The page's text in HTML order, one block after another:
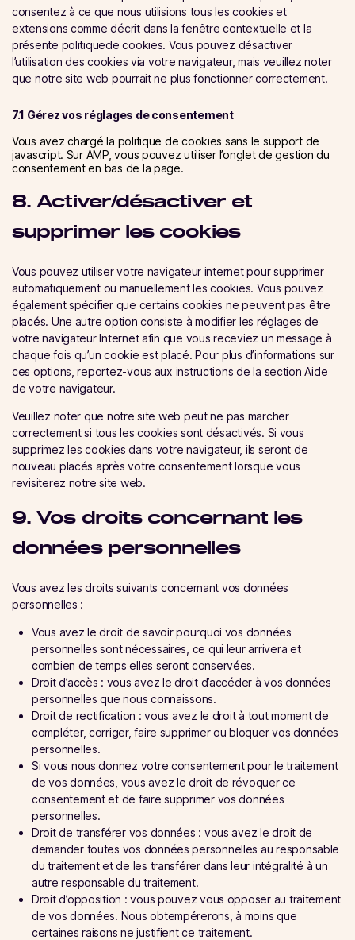
consentez à ce que nous utilisions tous les cookies et
extensions comme décrit dans la fenêtre contextuelle et la
présente politiquede cookies. Vous pouvez désactiver
l’utilisation des cookies via votre navigateur, mais veuillez noter
que notre site web pourrait ne plus fonctionner correctement.
7.1 Gérez vos réglages de consentement
Vous avez chargé la politique de cookies sans le support de
javascript. Sur AMP, vous pouvez utiliser l’onglet de gestion du
consentement en bas de la page.
8. Activer/désactiver et
supprimer les cookies
Vous pouvez utiliser votre navigateur internet pour supprimer
automatiquement ou manuellement les cookies. Vous pouvez
également spécifier que certains cookies ne peuvent pas être
placés. Une autre option consiste à modifier les réglages de
votre navigateur Internet afin que vous receviez un message à
chaque fois qu’un cookie est placé. Pour plus d’informations sur
ces options, reportez-vous aux instructions de la section Aide
de votre navigateur.
Veuillez noter que notre site web peut ne pas marcher
correctement si tous les cookies sont désactivés. Si vous
supprimez les cookies dans votre navigateur, ils seront de
nouveau placés après votre consentement lorsque vous
revisiterez notre site web.
9. Vos droits concernant les
données personnelles
Vous avez les droits suivants concernant vos données
personnelles :
Vous avez le droit de savoir pourquoi vos données
personnelles sont nécessaires, ce qui leur arrivera et
combien de temps elles seront conservées.
Droit d’accès : vous avez le droit d’accéder à vos données
personnelles que nous connaissons.
Droit de rectification : vous avez le droit à tout moment de
compléter, corriger, faire supprimer ou bloquer vos données
personnelles.
Si vous nous donnez votre consentement pour le traitement
de vos données, vous avez le droit de révoquer ce
consentement et de faire supprimer vos données
personnelles.
Droit de transférer vos données : vous avez le droit de
demander toutes vos données personnelles au responsable
du traitement et de les transférer dans leur intégralité à un
autre responsable du traitement.
Droit d’opposition : vous pouvez vous opposer au traitement
de vos données. Nous obtempérerons, à moins que
certaines raisons ne justifient ce traitement.